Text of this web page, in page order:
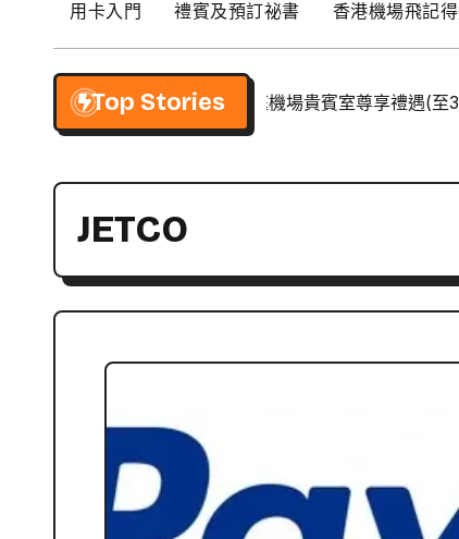
用卡入門 禮賓及預訂祕書 香港機場飛記
Top Stories
【BCM】環亞優逸庭機場貴賓室尊享禮遇(至
JETCO